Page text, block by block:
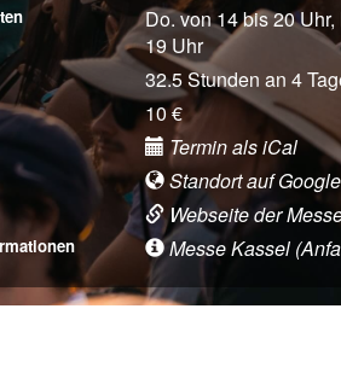
Do. von 14 bis 20
19 Uhr
32.5 Stunden an 4
10 €
Termin als iCal
Standort auf
Webseite der
Messe Kassel